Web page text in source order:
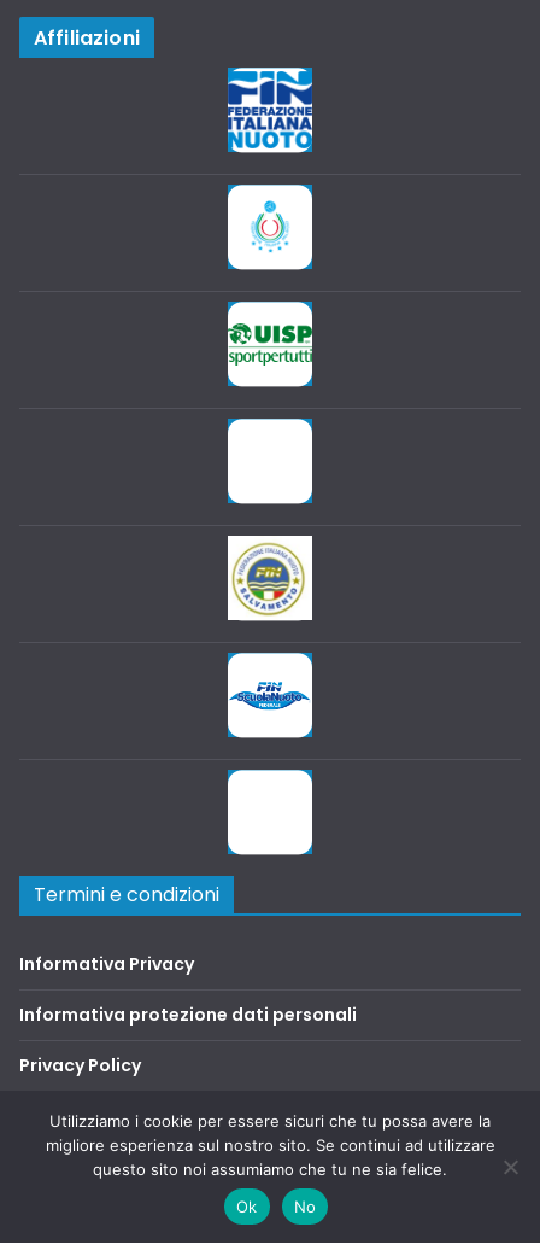
Affiliazioni
Termini e condizioni
Informativa Privacy
Informativa protezione dati personali
Privacy Policy
Terms and Conditions
SAFA2000. Tutti i diritti riservati.
di ThemeGrill. Powered by
Utilizziamo i cookie per essere sicuri che tu possa avere la
migliore esperienza sul nostro sito. Se continui ad utilizzare
questo sito noi assumiamo che tu ne sia felice.
Ok
No